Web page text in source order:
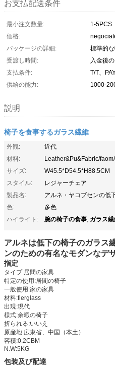
お支払配送条件
最小注文数量:
1-5PCS
価格:
パッケージの詳細:
標準的
受渡し時間:
入金後
支払条件:
T/T、
供給の能力:
1000-
説明
椅子を食事するガラス繊維
外観:
近代
材料:
Leather&Pu&Fabric/
サイズ:
W45.5*D54.5*H88.5CM
スタイル:
レジャーチェア
製品名:
アルネ・ヤコブセンの低
色:
多色
ハイライト:
腕の椅子の食事, ガラス
アルネは低下の椅子のガラス
ンのための有名なモダンなデ
指定
タイプ:居間の家具
特定の使用:居間の椅子
一般使用:家の家具
材料:fierglass
出現:現代
様式:余暇の椅子
折られる:いいえ
原産地:広東省、中国（本土）
容積:0.2CBM
N.W:5KG
包装及び配達